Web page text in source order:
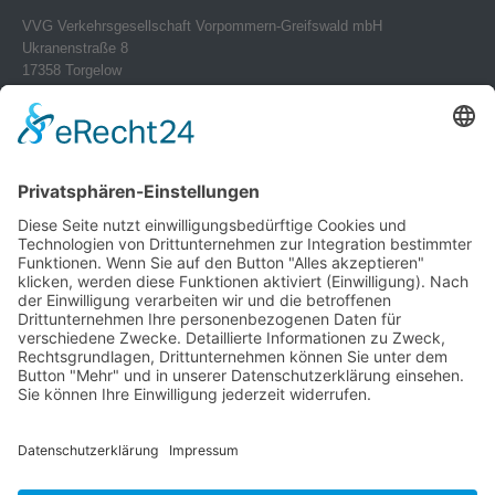
VVG Verkehrsgesellschaft Vorpommern-Greifswald mbH
Ukranenstraße 8
17358 Torgelow
Telefax 0 39 76 – 24 02 24
info@vvg-bus.de
Betriebshof Pasewalk
Torgelower Str. 18
17309 Pasewalk
Betriebshof Jarmen
Demminer Str. 43
17126 Jarmen
Telefon 03 99 97 – 1 03 08
Telefax 03 99 97 – 1 03 18
jarmen@vvg-bus.de
Dorf Bansin 1 c
Telefon 03976 – 24 02 45
Verwendung von Cookies
Um unsere Website für Sie optimal
zu gestalten und fortlaufend
wir Cookies. Durch die weitere